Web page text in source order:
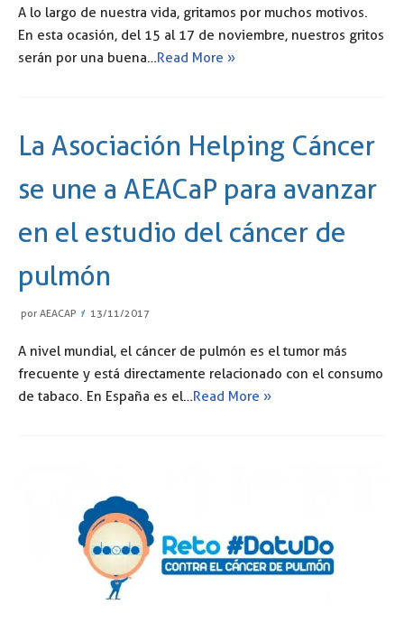
A lo largo de nuestra vida, gritamos por muchos motivos.
En esta ocasión, del 15 al 17 de noviembre, nuestros gritos
serán por una buena…Read More »
La Asociación Helping Cáncer
se une a AEACaP para avanzar
en el estudio del cáncer de
pulmón
por AEACAP 13/11/2017
A nivel mundial, el cáncer de pulmón es el tumor más
frecuente y está directamente relacionado con el consumo
de tabaco. En España es el…Read More »